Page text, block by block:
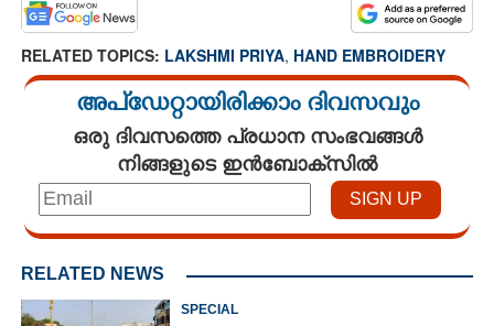
RELATED TOPICS: LAKSHMI PRIYA, HAND EMBROIDERY
അപ്ഡേറ്റായിരിക്കാം ദിവസവും
ഒരു ദിവസത്തെ പ്രധാന സംഭവങ്ങൾ
നിങ്ങളുടെ ഇൻബോക്സിൽ
RELATED NEWS
SPECIAL